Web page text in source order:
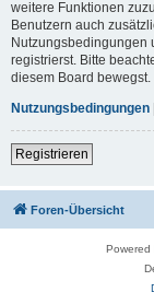
weitere Funktionen
Benutzern auch
Nutzungsbedingungen
registrierst. Bitte
diesem Board bewegst.
Nutzungsbedingungen
Registrieren
Foren-Übersicht
Powered